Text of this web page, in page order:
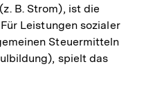
B. Strom), ist die
Leistungen sozialer
Steuermitteln
spielt das